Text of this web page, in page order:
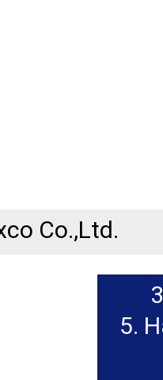
Co.,Ltd.
5.